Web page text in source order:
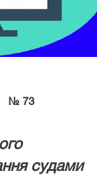
№ 73
судами